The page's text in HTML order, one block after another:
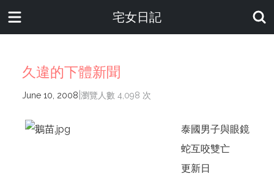
宅女日記
久違的下體新聞
June 10, 2008 瀏覽人數 4,098 次
泰國男子與眼鏡
蛇互咬雙亡
更新日